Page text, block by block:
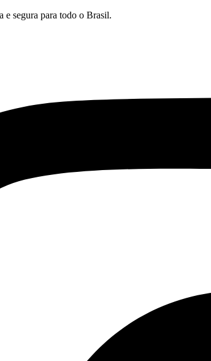
e segura para todo o Brasil.